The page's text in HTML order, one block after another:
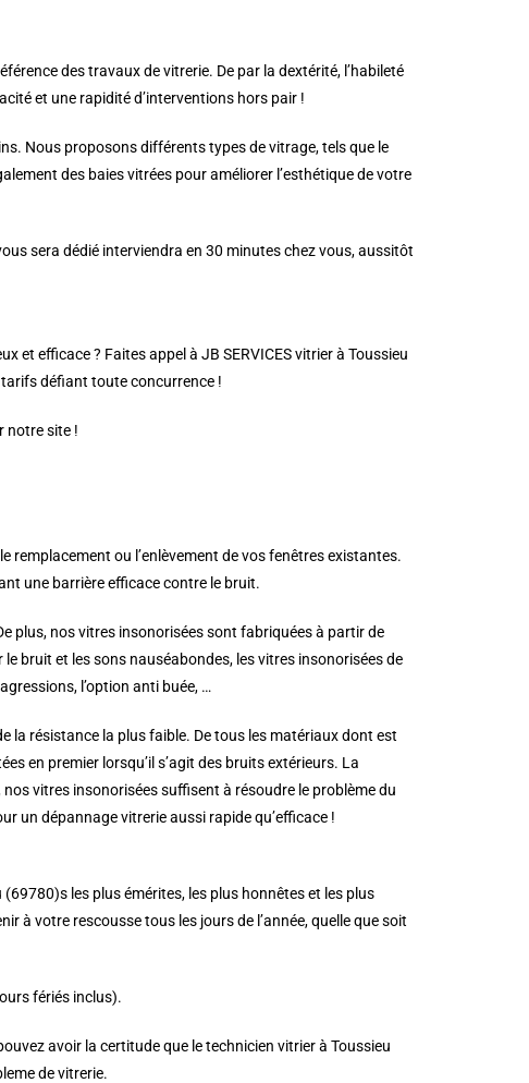
des travaux de vitrerie. De par la dextérité, l’habileté
et une rapidité d’interventions hors pair !
Nous proposons différents types de vitrage, tels que le
des baies vitrées pour améliorer l’esthétique de votre
sera dédié interviendra en 30 minutes chez vous, aussitôt
et efficace ? Faites appel à JB SERVICES vitrier à Toussieu
défiant toute concurrence !
notre site !
remplacement ou l’enlèvement de vos fenêtres existantes.
une barrière efficace contre le bruit.
plus, nos vitres insonorisées sont fabriquées à partir de
bruit et les sons nauséabondes, les vitres insonorisées de
l’option anti buée, …
la résistance la plus faible. De tous les matériaux dont est
en premier lorsqu’il s’agit des bruits extérieurs. La
vitres insonorisées suffisent à résoudre le problème du
un dépannage vitrerie aussi rapide qu’efficace !
les plus émérites, les plus honnêtes et les plus
à votre rescousse tous les jours de l’année, quelle que soit
fériés inclus).
avoir la certitude que le technicien vitrier à Toussieu
de vitrerie.